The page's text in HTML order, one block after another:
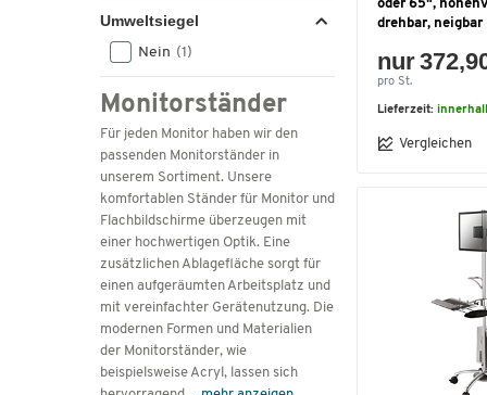
(1)
980-1630
1042-1542(1)
1060-1360(1)
1113-1763(1)
1290-1390
(1)
1596(1)
1631,1(1)
1700(1)
1800 (1)
Umweltsiegel
Nein (1)
Monitorständer
Für jeden Monitor haben wir den
passenden Monitorständer in
unserem Sortiment. Unsere
komfortablen Ständer für Monitor und
Flachbildschirme überzeugen mit
einer hochwertigen Optik. Eine
zusätzlichen Ablagefläche sorgt für
einen aufgeräumten Arbeitsplatz und
mit vereinfachter Gerätenutzung. Die
modernen Formen und Materialien
der Monitorständer, wie
beispielsweise Acryl, lassen sich
oder 65",
drehbar, neigbar
nur
pro St.
Lieferzeit:
Vergleichen